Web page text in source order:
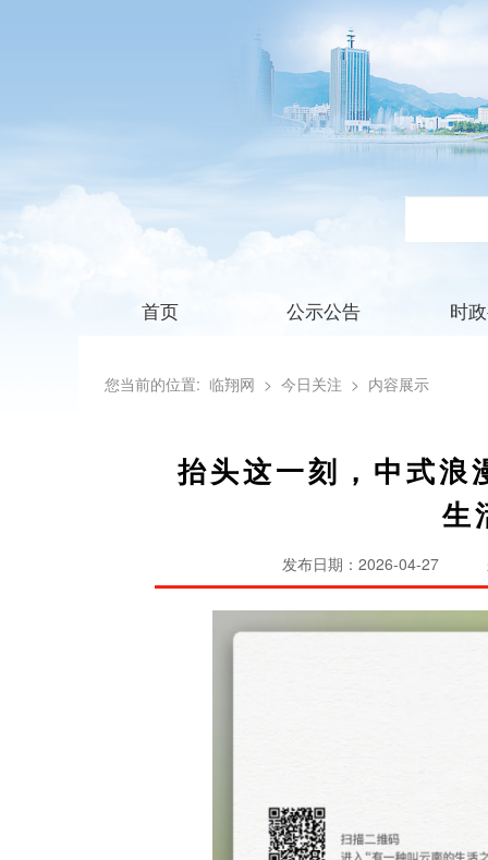
首页 公示公告 时
您当前的位置: 临翔网 > 今日关注 > 内容展示
抬头这一刻，中式浪
生
发布日期：2026-04-27